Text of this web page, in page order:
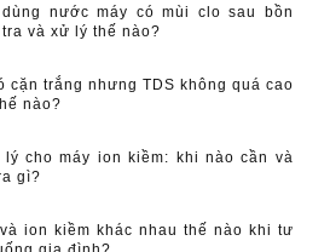
nước máy có mùi clo sau bồn
và xử lý thế nào?
cặn trắng nhưng TDS không quá cao
nào?
lý cho máy ion kiềm: khi nào cần và
gì?
ion kiềm khác nhau thế nào khi tư